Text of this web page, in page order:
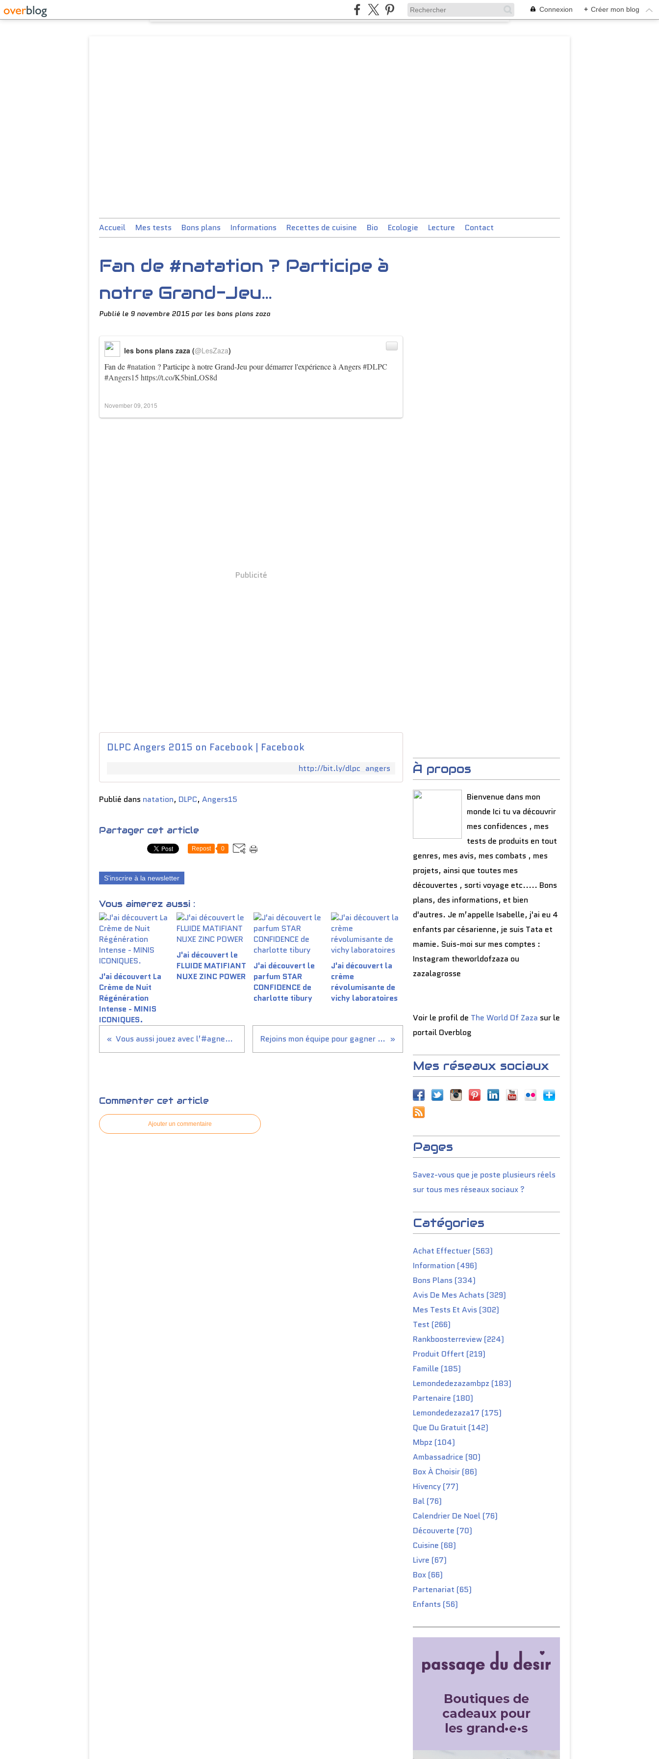
Connexion + Créer mon blog
Accueil Mes tests Bons plans Informations Recettes de cuisine Bio Ecologie Lecture Contact
Fan de #natation ? Participe à
notre Grand-Jeu...
Publié le 9 novembre 2015 par les bons plans zaza
Fan de#natation ? Participe à notre Grand-Jeu pour démarrer l'expérience à Angers#DLPC
#Angers15 https://t.co/K5binLOS8d
les bons plans zaza (@LesZaza)
November 09, 2015
Publicité
DLPC Angers 2015 on Facebook | Facebook
http://bit.ly/dlpc_angers
Publié dans natation, DLPC, Angers15
Partager cet article
Repost 0
S'inscrire à la newsletter
Vous aimerez aussi :
J'ai découvert La
Crème de Nuit
Régénération
Intense - MINIS
ICONIQUES.
J'ai découvert le
FLUIDE MATIFIANT
NUXE ZINC POWER
J'ai découvert le
parfum STAR
CONFIDENCE de
charlotte tibury
J'ai découvert la
crème
révolumisante de
vichy laboratoires
Vous aussi jouez avec l’#agneau et tentez de... Rejoins mon équipe pour gagner de nombreuses...
Commenter cet article
Ajouter un commentaire
À propos
Bienvenue dans mon
monde Ici tu va découvrir
mes confidences , mes
tests de produits en tout
genres, mes avis, mes combats , mes
projets, ainsi que toutes mes
découvertes , sorti voyage etc..... Bons
plans, des informations, et bien
d'autres. Je m’appelle Isabelle, j'ai eu 4
enfants par césarienne, je suis Tata et
mamie. Suis-moi sur mes comptes :
Instagram theworldofzaza ou
zazalagrosse
Voir le profil de The World Of Zaza sur le
portail Overblog
Mes réseaux sociaux
Pages
Savez-vous que je poste plusieurs réels
sur tous mes réseaux sociaux ?
Catégories
Achat Effectuer (563)
Information (496)
Bons Plans (334)
Avis De Mes Achats (329)
Mes Tests Et Avis (302)
Test (266)
Rankboosterreview (224)
Produit Offert (219)
Famille (185)
Lemondedezazambpz (183)
Partenaire (180)
Lemondedezaza17 (175)
Que Du Gratuit (142)
Mbpz (104)
Ambassadrice (90)
Box À Choisir (86)
Hivency (77)
Bal (76)
Calendrier De Noel (76)
Découverte (70)
Cuisine (68)
Livre (67)
Box (66)
Partenariat (65)
Enfants (56)